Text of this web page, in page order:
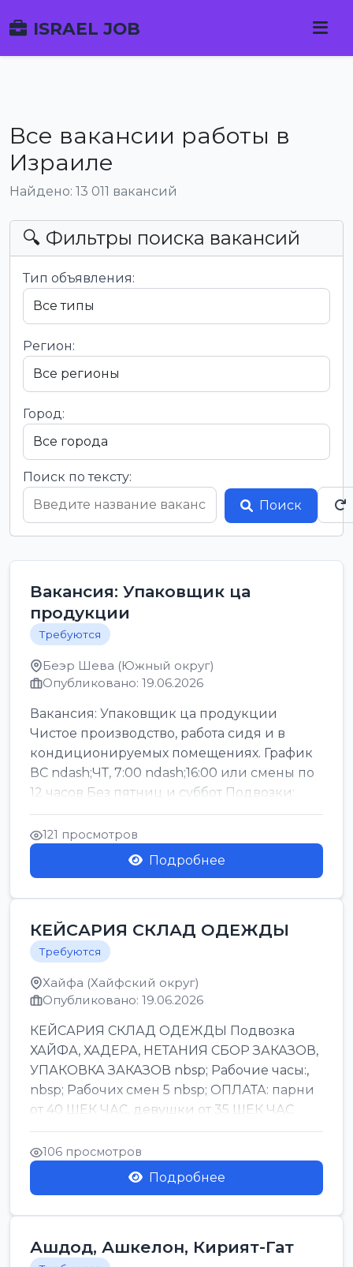
ISRAEL JOB
Все вакансии работы в
Израиле
Найдено: 13 011 вакансий
🔍 Фильтры поиска вакансий
Тип объявления:
Регион:
Город:
Поиск по тексту:
Поиск
Вакансия: Упаковщик ца
продукции
Требуются
Беэр Шева (Южный округ)
Опубликовано: 19.06.2026
Вакансия: Упаковщик ца продукции
Чистое производство, работа сидя и в
кондиционируемых помещениях. График
ВС ndash;ЧТ, 7:00 ndash;16:00 или смены по
12 часов Без пятниц и суббот Подвозки:
Офаким, Нети...
121 просмотров
Подробнее
КЕЙСАРИЯ СКЛАД ОДЕЖДЫ
Требуются
Хайфа (Хайфский округ)
Опубликовано: 19.06.2026
КЕЙСАРИЯ СКЛАД ОДЕЖДЫ Подвозка
ХАЙФА, ХАДЕРА, НЕТАНИЯ СБОР ЗАКАЗОВ,
УПАКОВКА ЗАКАЗОВ nbsp; Рабочие часы:,
nbsp; Рабочих смен 5 nbsp; ОПЛАТА: парни
от 40 ШЕК ЧАС, девушки от 35 ШЕК ЧАС
БОНУСЫ 1500 ШЕК ...
106 просмотров
Подробнее
Ашдод, Ашкелон, Кирият-Гат